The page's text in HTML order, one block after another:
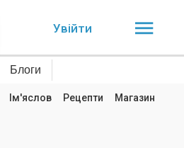
Увійти
Блоги
Ім'яслов Рецепти Магазин